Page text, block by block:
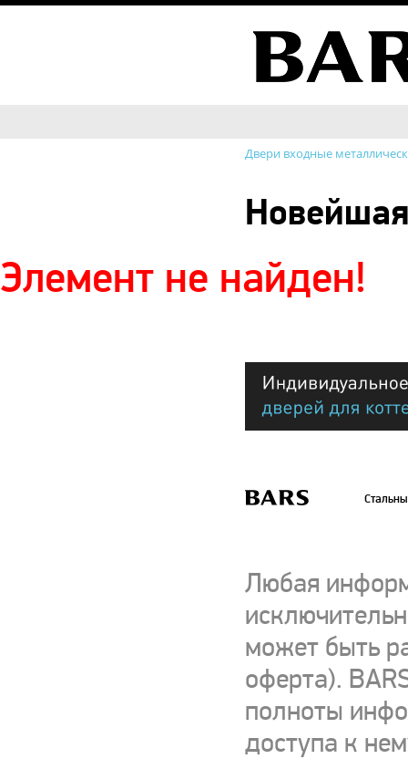
Двери входные
Элемент не найден!
Любая
может быть
оферта).
полноты
доступа к